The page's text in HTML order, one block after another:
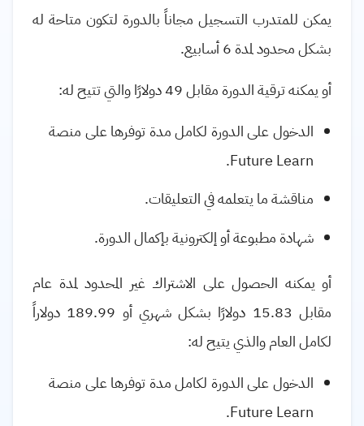
يمكن للمتدرب التسجيل مجاناً بالدورة لتكون متاحة له
بشكل محدود لمدة 6 أسابيع.
أو يمكنه ترقية الدورة مقابل 49 دولارًا والتي تتيح له:
الدخول على الدورة لكامل مدة توفرها على منصة
Future Learn
.
مناقشة ما يتعلمه في التعليقات.
شهادة مطبوعة أو إلكترونية بإكمال الدورة.
أو يمكنه الحصول على الاشتراك غير المحدود لمدة عام
مقابل 15.83 دولارًا بشكل شهري أو 189.99 دولاراً
لكامل العام والذي يتيح له:
الدخول على الدورة لكامل مدة توفرها على منصة
Future Learn
.